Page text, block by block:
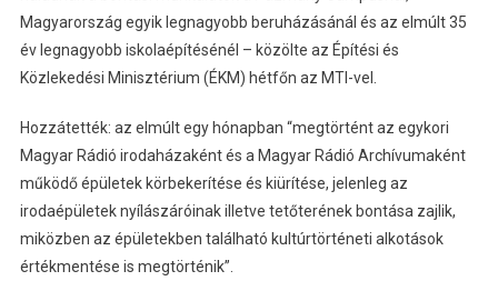
Magyarország egyik legnagyobb beruházásánál és az elmúlt 35
év legnagyobb iskolaépítésénél – közölte az Építési és
Közlekedési Minisztérium (ÉKM) hétfőn az MTI-vel.
Hozzátették: az elmúlt egy hónapban “megtörtént az egykori
Magyar Rádió irodaházaként és a Magyar Rádió Archívumaként
működő épületek körbekerítése és kiürítése, jelenleg az
irodaépületek nyílászáróinak illetve tetőterének bontása zajlik,
miközben az épületekben található kultúrtörténeti alkotások
értékmentése is megtörténik”.